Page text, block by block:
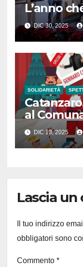
L’anno
opere
Rotella
DIC 30, 2025
SOLIDARIETÀ
al
DIC 13, 2025
Lascia
Il tuo indirizzo
obbligatori sono
Commento *